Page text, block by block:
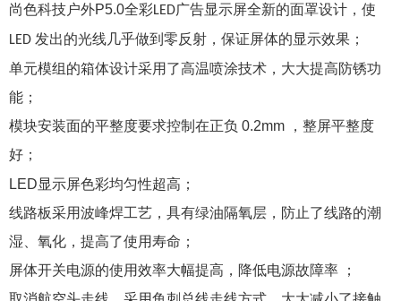
尚色科技户外P5.0全彩LED广告显示屏全新的面罩设计，使
LED 发出的光线几乎做到零反射，保证屏体的显示效果；
单元模组的箱体设计采用了高温喷涂技术，大大提高防锈功
能；
模块安装面的平整度要求控制在正负 0.2mm
，整屏平整度
好；
LED显示屏色彩均匀性超高；
线路板采用波峰焊工艺，具有绿油隔氧层，防止了线路的潮
湿、氧化，提高了使用寿命；
屏体开关电源的使用效率大幅提高，降低电源故障率
；